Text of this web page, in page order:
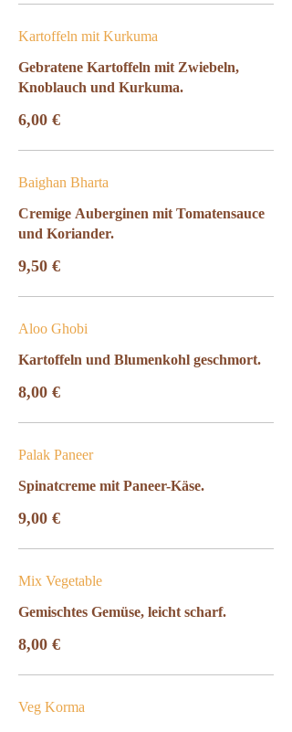
Kartoffeln mit Kurkuma
Gebratene Kartoffeln mit Zwiebeln,
Knoblauch und Kurkuma.
6,00 €
Baighan Bharta
Cremige Auberginen mit Tomatensauce
und Koriander.
9,50 €
Aloo Ghobi
Kartoffeln und Blumenkohl geschmort.
8,00 €
Palak Paneer
Spinatcreme mit Paneer-Käse.
9,00 €
Mix Vegetable
Gemischtes Gemüse, leicht scharf.
8,00 €
Veg Korma